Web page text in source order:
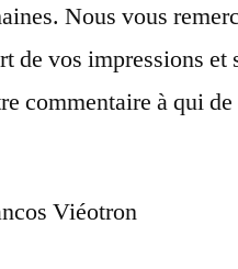
Nous vous
de vos impressions et
commentaire à qui
Viéotron